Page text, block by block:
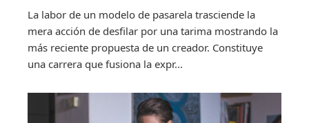
La labor de un modelo de pasarela trasciende la
mera acción de desfilar por una tarima mostrando la
más reciente propuesta de un creador. Constituye
una carrera que fusiona la expr...